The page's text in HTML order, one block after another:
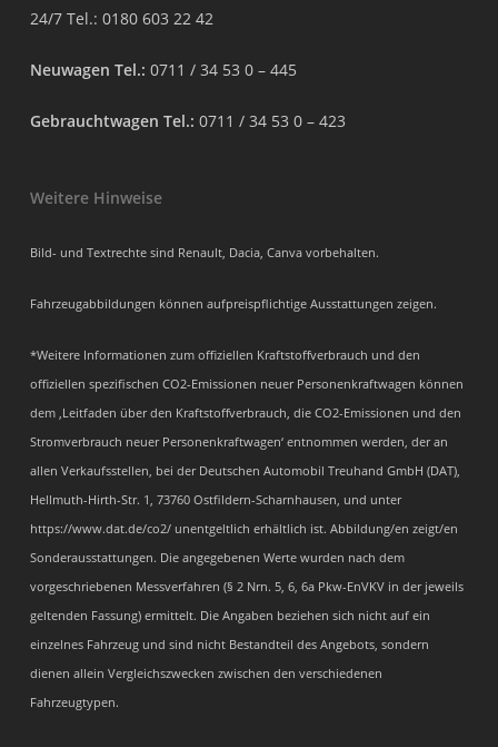
24/7 Tel.: 0180 603 22 42
Neuwagen Tel.: 0711 / 34 53 0 – 445
Gebrauchtwagen Tel.: 0711 / 34 53 0 – 423
Weitere Hinweise
Bild- und Textrechte sind Renault, Dacia, Canva vorbehalten.
Fahrzeugabbildungen können aufpreispflichtige Ausstattungen zeigen.
*Weitere Informationen zum offiziellen Kraftstoffverbrauch und den
offiziellen spezifischen CO2-Emissionen neuer Personenkraftwagen können
dem ‚Leitfaden über den Kraftstoffverbrauch, die CO2-Emissionen und den
Stromverbrauch neuer Personenkraftwagen‘ entnommen werden, der an
allen Verkaufsstellen, bei der Deutschen Automobil Treuhand GmbH (DAT),
Hellmuth-Hirth-Str. 1, 73760 Ostfildern-Scharnhausen, und unter
https://www.dat.de/co2/ unentgeltlich erhältlich ist. Abbildung/en zeigt/en
Sonderausstattungen. Die angegebenen Werte wurden nach dem
vorgeschriebenen Messverfahren (§ 2 Nrn. 5, 6, 6a Pkw-EnVKV in der jeweils
geltenden Fassung) ermittelt. Die Angaben beziehen sich nicht auf ein
einzelnes Fahrzeug und sind nicht Bestandteil des Angebots, sondern
dienen allein Vergleichszwecken zwischen den verschiedenen
Fahrzeugtypen.